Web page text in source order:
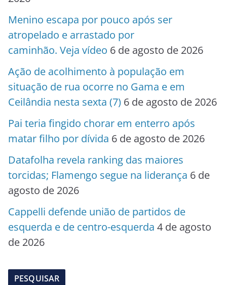
Menino escapa por pouco após ser
atropelado e arrastado por
caminhão. Veja vídeo 6 de agosto de 2026
Ação de acolhimento à população em
situação de rua ocorre no Gama e em
Ceilândia nesta sexta (7) 6 de agosto de 2026
Pai teria fingido chorar em enterro após
matar filho por dívida 6 de agosto de 2026
Datafolha revela ranking das maiores
torcidas; Flamengo segue na liderança 6 de
agosto de 2026
Cappelli defende união de partidos de
esquerda e de centro-esquerda 4 de agosto
de 2026
PESQUISAR